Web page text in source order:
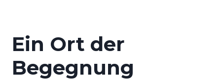
Ein Ort der
Begegnung